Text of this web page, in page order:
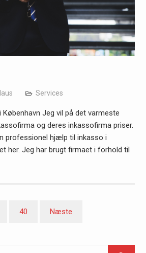
Services
Jeg vil på det varmeste
og deres inkassofirma priser.
professionel hjælp til inkasso i
her. Jeg har brugt firmaet i forhold til
40 Næste